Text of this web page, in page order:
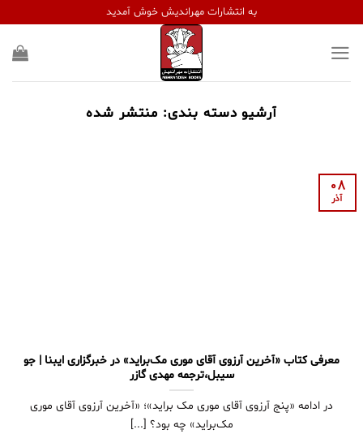
content
به انتشارات مهراندیش خوش آمدید
آرشیو دسته بندی: منتشر شده
معرفی کتاب «آخرین آرزوی آقای موری مک‌براید» در خبرگزاری ایبنا | جو
سیبل،ترجمه مهدی گازر
در ادامه «پنج آرزوی آقای موری مک براید»؛ «آخرین آرزوی آقای موری
مک‌براید» چه بود؟ [...]
08
آذر